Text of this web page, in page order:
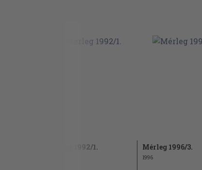
Mérleg 1992/1. Mérleg 1996/3.
1996